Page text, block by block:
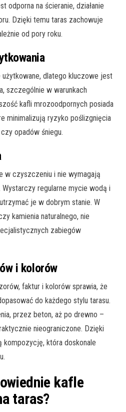
odporna na ścieranie, działanie
Dzięki temu taras zachowuje
od pory roku.
dlatego kluczowe jest
szczególnie w warunkach
kafli mrozoodpornych posiada
minimalizują ryzyko poślizgnięcia
opadów śniegu.
w czyszczeniu i nie wymagają
regularne mycie wodą i
je w dobrym stanie. W
kamienia naturalnego, nie
zabiegów
i kolorów
faktur i kolorów sprawia, że
do każdego stylu tarasu.
przez beton, aż po drewno –
nieograniczone. Dzięki
która doskonale
kafle
taras?